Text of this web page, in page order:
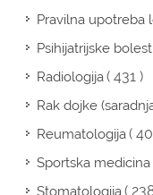
Pravilna upotreba
Psihijatrijske
Radiologija( 431 )
Rak dojke
Reumatologija(
Sportska medicina
Stomatologija(